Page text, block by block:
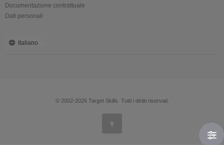
Documentazione contrattuale
Dati personali
Italiano
© 2002-2026 Target Skills. Tutti i diritti riservati.